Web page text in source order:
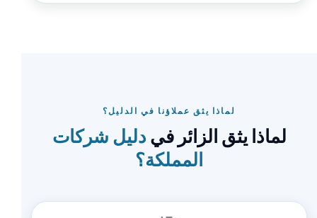
لماذا يثق عملاؤنا في الدليل؟
لماذا يثق الزائر فيدليل شركات
المملكة؟